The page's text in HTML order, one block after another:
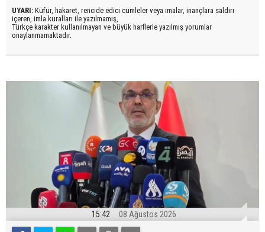
UYARI: Küfür, hakaret, rencide edici cümleler veya imalar, inançlara saldırı
içeren, imla kuralları ile yazılmamış,
Türkçe karakter kullanılmayan ve büyük harflerle yazılmış yorumlar
onaylanmamaktadır.
15:42 08 Ağustos 2026